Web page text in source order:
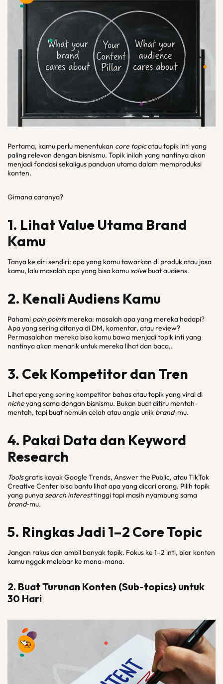
Pertama, kamu perlu menentukan core topicatau topik inti yang
paling relevan dengan bisnismu. Topik inilah yang nantinya akan
menjadi fondasi sekaligus panduan utama dalam memproduksi
konten.
Gimana caranya?
1. Lihat Value Utama Brand
Kamu
Tanya ke diri sendiri: apa yang kamu tawarkan di produk atau jasa
kamu, lalu masalah apa yang bisa kamu solve buat audiens.
2. Kenali Audiens Kamu
Pahami pain pointsmereka: masalah apa yang mereka hadapi?
Apa yang sering ditanya di DM, komentar, atau review?
Permasalahan mereka bisa kamu bawa menjadi topik inti yang
nantinya akan menarik untuk mereka lihat dan baca,.
3. Cek Kompetitor dan Tren
Lihat apa yang sering kompetitor bahas atau topik yang viral di
nicheyang sama dengan bisnismu. Bukan buat ditiru mentah-
mentah, tapi buat nemuin celah atau angle unik brand-mu.
4. Pakai Data dan Keyword
Research
Toolsgratis kayak Google Trends, Answer the Public, atau TikTok
Creative Center bisa bantu lihat apa yang dicari orang. Pilih topik
yang punya search interesttinggi tapi masih nyambung sama
brand-mu.
5. Ringkas Jadi 1–2 Core Topic
Jangan rakus dan ambil banyak topik. Fokus ke 1–2 inti, biar konten
kamu nggak melebar ke mana-mana.
2. Buat Turunan Konten (Sub-topics) untuk
30 Hari